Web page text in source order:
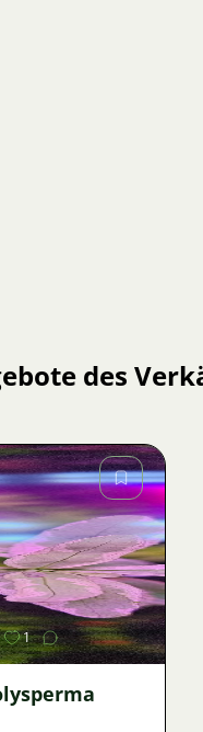
des
Bild
1